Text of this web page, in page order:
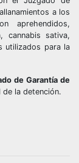
a los
aprehendidos,
cannabis sativa,
utilizados para la
de Garantía de
la detención.